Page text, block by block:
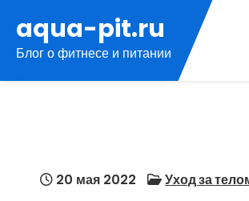
содержимому
aqua-pit.ru
Блог о фитнесе и питании
20 мая 2022 Уход за